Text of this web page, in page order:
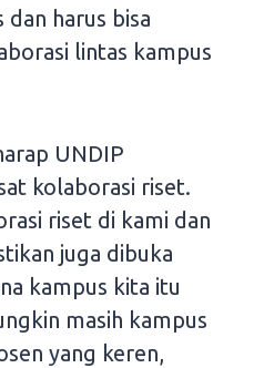
harus bisa
lintas kampus
UNDIP
kolaborasi riset.
riset di kami dan
juga dibuka
kampus kita itu
masih kampus
yang keren,